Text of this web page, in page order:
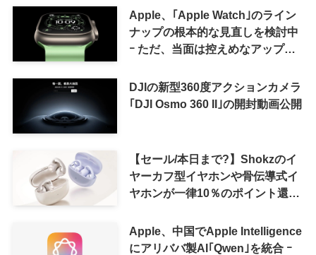
Apple、｢Apple Watch｣のライン
ナップの根本的な見直しを検討中
ｰ ただ、当面は控えめなアップグ
DJIの新型360度アクションカメラ
｢DJI Osmo 360 II｣の開封動画公開
【セール/本日まで?】Shokzのイ
ヤーカフ型イヤホンや骨伝導式イ
ヤホンが一律10％のポイント還元
Apple、中国でApple Intelligence
にアリババ製AI｢Qwen｣を統合 ｰ